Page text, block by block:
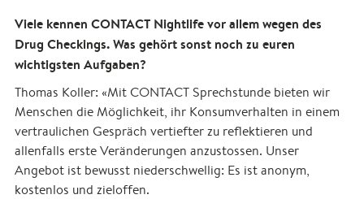
Viele kennen CONTACT Nightlife vor allem wegen des
Drug Checkings. Was gehört sonst noch zu euren
wichtigsten Aufgaben?
Thomas Koller: «Mit CONTACT Sprechstunde bieten wir
Menschen die Möglichkeit, ihr Konsumverhalten in einem
vertraulichen Gespräch vertiefter zu reflektieren und
allenfalls erste Veränderungen anzustossen. Unser
Angebot ist bewusst niederschwellig: Es ist anonym,
kostenlos und zieloffen.